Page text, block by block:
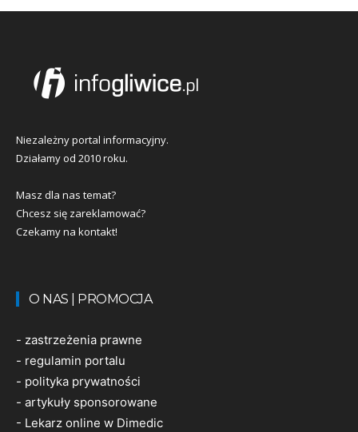
Niezależny portal informacyjny.
Działamy od 2010 roku.
Masz dla nas temat?
Chcesz się zareklamować?
Czekamy na kontakt!
O NAS | PROMOCJA
- zastrzeżenia prawne
- regulamin portalu
- polityka prywatności
- artykuły sponsorowane
- Lekarz online w Dimedic